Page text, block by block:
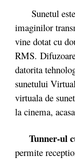
Sunetul este
imaginilor
vine dotat cu
RMS.
datorita
sunetului
virtuala de
la cinema,
Tunner-ul
permite